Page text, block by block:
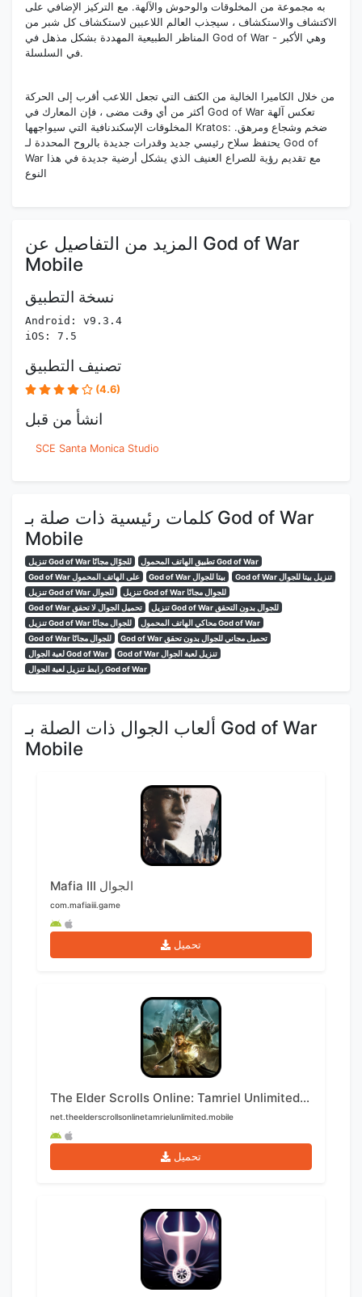
به مجموعة من المخلوقات والوحوش والآلهة. مع التركيز الإضافي على
الاكتشاف والاستكشاف ، سيجذب العالم اللاعبين لاستكشاف كل شبر من
المناظر الطبيعية المهددة بشكل مذهل في God of War - وهي الأكبر
في السلسلة.
من خلال الكاميرا الخالية من الكتف التي تجعل اللاعب أقرب إلى الحركة
أكثر من أي وقت مضى ، فإن المعارك في God of War تعكس آلهة
المخلوقات الإسكندنافية التي سيواجهها Kratos: ضخم وشجاع ومرهق.
يحتفظ سلاح رئيسي جديد وقدرات جديدة بالروح المحددة لـ God of
War مع تقديم رؤية للصراع العنيف الذي يشكل أرضية جديدة في هذا
النوع
المزيد من التفاصيل عن God of War
Mobile
نسخة التطبيق
Android: v9.3.4
iOS: 7.5
تصنيف التطبيق
(4.6)
انشأ من قبل
SCE Santa Monica Studio
كلمات رئيسية ذات صلة بـ God of War
Mobile
تنزيل God of War للجوّال مجانًا
تطبيق الهاتف المحمول God of War
God of War على الهاتف المحمول
God of War بيتا للجوال
God of War تنزيل بيتا للجوال
تنزيل God of War للجوال
تنزيل God of War للجوال مجانًا
God of War تحميل الجوال لا تحقق
تنزيل God of War للجوال بدون التحقق
تنزيل God of War للجوال مجانًا
محاكي الهاتف المحمول God of War
God of War للجوال مجانًا
God of War تحميل مجاني للجوال بدون تحقق
لعبة الجوال God of War
God of War تنزيل لعبة الجوال
رابط تنزيل لعبة الجوال God of War
ألعاب الجوال ذات الصلة بـ God of War
Mobile
Mafia III الجوال
com.mafiaiii.game
تحميل
The Elder Scrolls Online: Tamriel Unlimited الجوال
net.theelderscrollsonlinetamrielunlimited.mobile
تحميل